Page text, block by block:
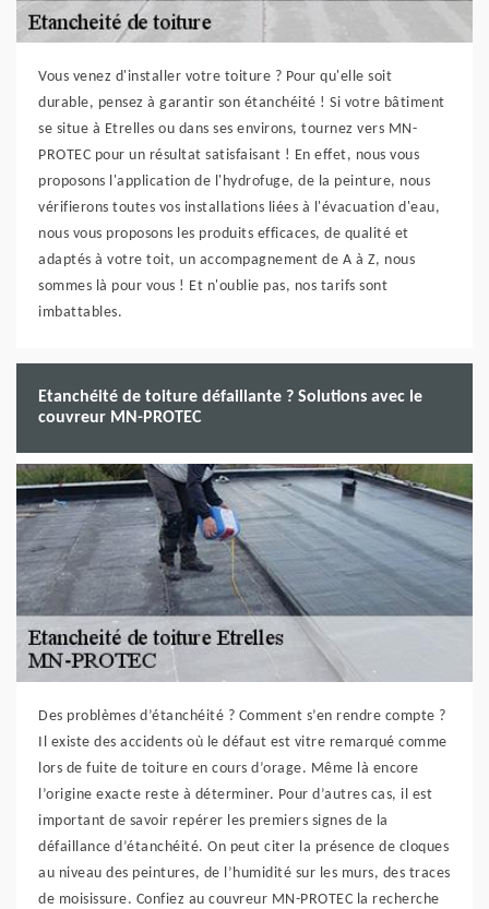
Vous venez d'installer votre toiture ? Pour qu'elle soit
durable, pensez à garantir son étanchéité ! Si votre bâtiment
se situe à Etrelles ou dans ses environs, tournez vers MN-
PROTEC pour un résultat satisfaisant ! En effet, nous vous
proposons l'application de l'hydrofuge, de la peinture, nous
vérifierons toutes vos installations liées à l'évacuation d'eau,
nous vous proposons les produits efficaces, de qualité et
adaptés à votre toit, un accompagnement de A à Z, nous
sommes là pour vous ! Et n'oublie pas, nos tarifs sont
imbattables.
Etanchéité de toiture défaillante ? Solutions avec le
couvreur MN-PROTEC
Des problèmes d’étanchéité ? Comment s’en rendre compte ?
Il existe des accidents où le défaut est vitre remarqué comme
lors de fuite de toiture en cours d’orage. Même là encore
l’origine exacte reste à déterminer. Pour d’autres cas, il est
important de savoir repérer les premiers signes de la
défaillance d’étanchéité. On peut citer la présence de cloques
au niveau des peintures, de l’humidité sur les murs, des traces
de moisissure. Confiez au couvreur MN-PROTEC la recherche